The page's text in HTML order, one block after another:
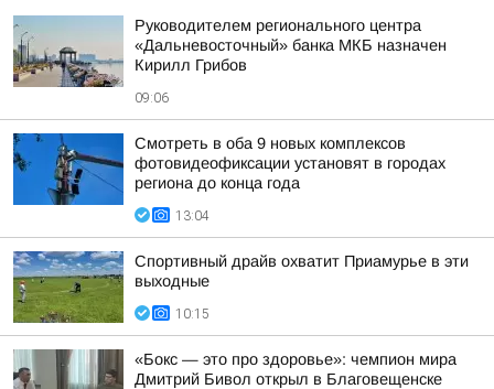
Руководителем регионального центра
«Дальневосточный» банка МКБ назначен
Кирилл Грибов
09:06
Смотреть в оба 9 новых комплексов
фотовидеофиксации установят в городах
региона до конца года
13:04
Спортивный драйв охватит Приамурье в эти
выходные
10:15
«Бокс — это про здоровье»: чемпион мира
Дмитрий Бивол открыл в Благовещенске